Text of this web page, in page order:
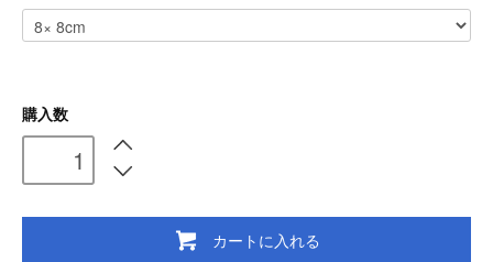
購入数
カートに入れる